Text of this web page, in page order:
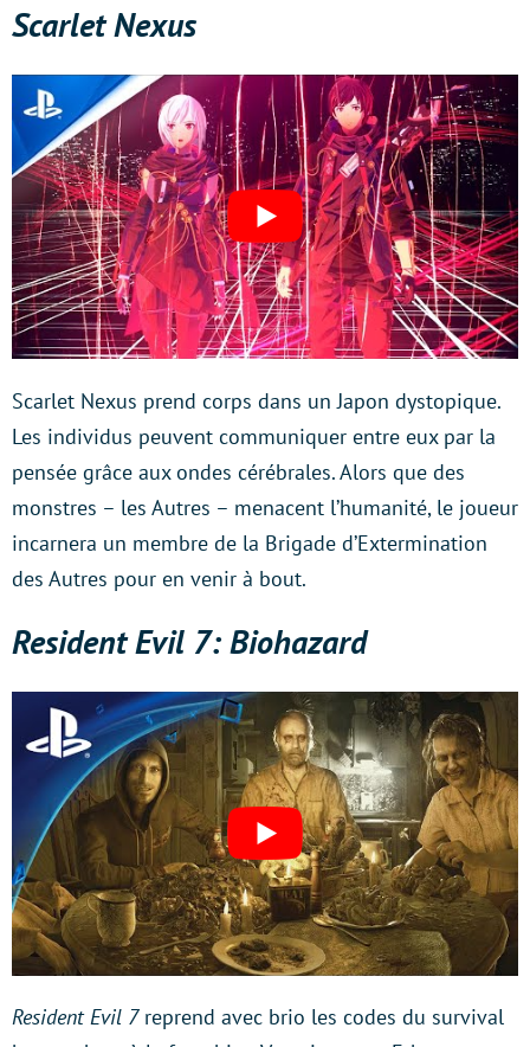
Scarlet Nexus
Scarlet Nexus prend corps dans un Japon dystopique.
Les individus peuvent communiquer entre eux par la
pensée grâce aux ondes cérébrales. Alors que des
monstres – les Autres – menacent l’humanité, le joueur
incarnera un membre de la Brigade d’Extermination
des Autres pour en venir à bout.
Resident Evil 7: Biohazard
Resident Evil 7reprend avec brio les codes du survival